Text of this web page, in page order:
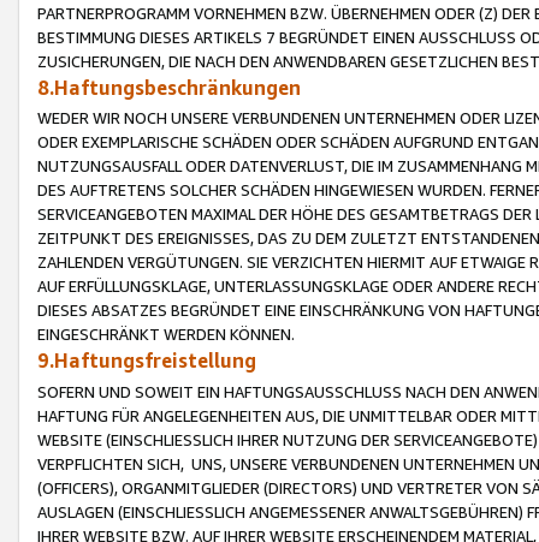
PARTNERPROGRAMM VORNEHMEN BZW. ÜBERNEHMEN ODER (Z)
BESTIMMUNG DIESES ARTIKELS 7 BEGRÜNDET EINEN AUSSCHLUSS
ZUSICHERUNGEN, DIE NACH DEN ANWENDBAREN GESETZLICHEN
8.Haftungsbeschränkungen
WEDER WIR NOCH UNSERE VERBUNDENEN UNTERNEHMEN ODER
ODER EXEMPLARISCHE SCHÄDEN ODER SCHÄDEN AUFGRUND
NUTZUNGSAUSFALL ODER DATENVERLUST, DIE IM ZUSAMMENHANG
DES AUFTRETENS SOLCHER SCHÄDEN HINGEWIESEN WURDEN.
SERVICEANGEBOTEN MAXIMAL DER HÖHE DES GESAMTBETRAGS
ZEITPUNKT DES EREIGNISSES, DAS ZU DEM ZULETZT
ZAHLENDEN VERGÜTUNGEN. SIE VERZICHTEN HIERMIT AUF
AUF ERFÜLLUNGSKLAGE, UNTERLASSUNGSKLAGE ODER ANDERE
DIESES ABSATZES BEGRÜNDET EINE EINSCHRÄNKUNG VON
EINGESCHRÄNKT WERDEN KÖNNEN.
9.Haftungsfreistellung
SOFERN UND SOWEIT EIN HAFTUNGSAUSSCHLUSS NACH DEN
HAFTUNG FÜR ANGELEGENHEITEN AUS, DIE UNMITTELBAR ODER
WEBSITE (EINSCHLIESSLICH IHRER NUTZUNG DER
VERPFLICHTEN SICH, UNS, UNSERE VERBUNDENEN UNTERNEHMEN
(OFFICERS), ORGANMITGLIEDER (DIRECTORS) UND VERTRETER VON
AUSLAGEN (EINSCHLIESSLICH ANGEMESSENER
IHRER WEBSITE BZW. AUF IHRER WEBSITE ERSCHEINENDEM